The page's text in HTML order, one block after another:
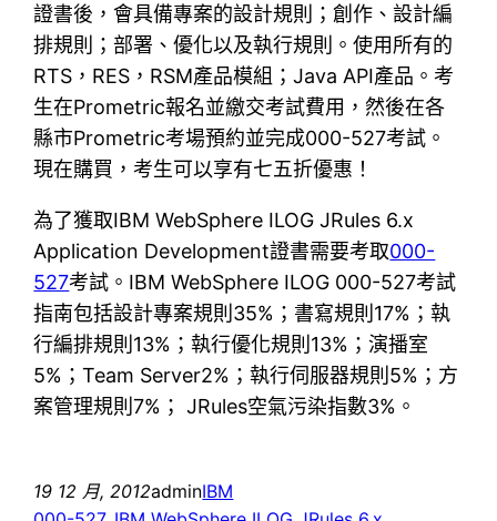
證書後，會具備專案的設計規則；創作、設計編
排規則；部署、優化以及執行規則。使用所有的
RTS，RES，RSM產品模組；Java API產品。考
生在Prometric報名並繳交考試費用，然後在各
縣市Prometric考場預約並完成000-527考試。
現在購買，考生可以享有七五折優惠！
為了獲取IBM WebSphere ILOG JRules 6.x
Application Development證書需要考取000-
527考試。IBM WebSphere ILOG 000-527考試
指南包括設計專案規則35%；書寫規則17%；執
行編排規則13%；執行優化規則13%；演播室
5%；Team Server2%；執行伺服器規則5%；方
案管理規則7%； JRules空氣污染指數3%。
19 12 月, 2012adminIBM